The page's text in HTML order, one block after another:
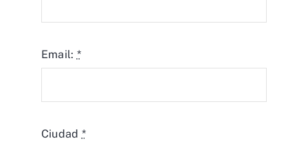
Email: *
Ciudad *